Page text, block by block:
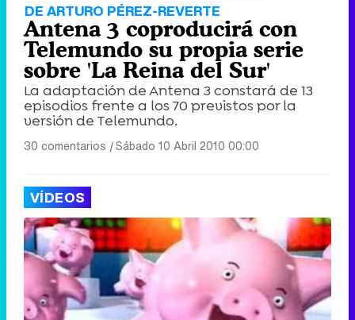
DE ARTURO PÉREZ-REVERTE
Antena 3 coproducirá con
Telemundo su propia serie
sobre 'La Reina del Sur'
La adaptación de Antena 3 constará de 13
episodios frente a los 70 previstos por la
versión de Telemundo.
30 comentarios |Sábado 10 Abril 2010 00:00
VÍDEOS